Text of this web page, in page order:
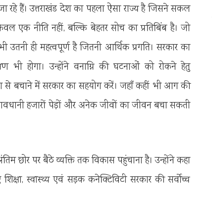
रहे हैं। उत्तराखंड देश का पहला ऐसा राज्य है जिसने सकल
एक नीति नहीं, बल्कि बेहतर सोच का प्रतिबिंब है। जो
ही महत्वपूर्ण है जितनी आर्थिक प्रगति। सरकार का
भी होगा। उन्होंने वनाग्नि की घटनाओं को रोकने हेतु
बचाने में सरकार का सहयोग करें। जहाँ कहीं भी आग की
हजारों पेड़ों और अनेक जीवों का जीवन बचा सकती
छोर पर बैठे व्यक्ति तक विकास पहुंचाना है। उन्होंने कहा
स्वास्थ्य एवं सड़क कनेक्टिविटी सरकार की सर्वाेच्च